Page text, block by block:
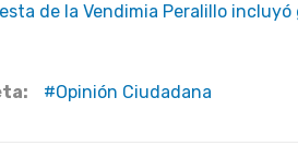
de la Vendimia Peralillo
Opinión Ciudadana